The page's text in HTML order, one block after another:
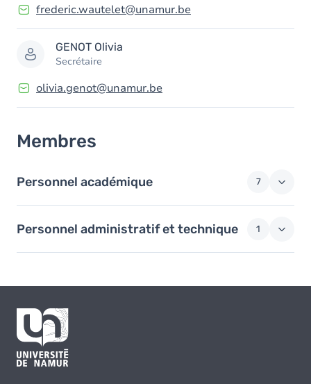
frederic.wautelet@unamur.be
GENOT Olivia
Secrétaire
olivia.genot@unamur.be
Membres
Personnel académique 7
Personnel administratif et technique 1